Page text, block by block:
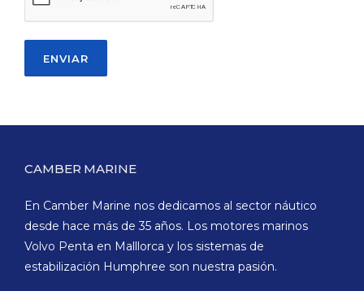
CAMBER MARINE
En Camber Marine nos dedicamos al sector náutico
desde hace más de 35 años. Los motores marinos
Volvo Penta en Malllorca y los sistemas de
estabilización Humphree son nuestra pasión.